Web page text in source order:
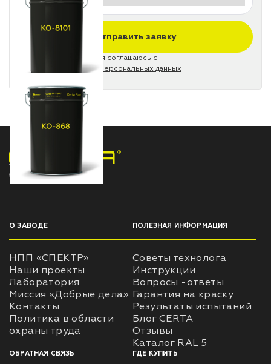
Отправить заявку
Нажимая на кнопку, я соглашаюсь с
политикой обработки персональных данных
НПП «СПЕКТР» ЗАВОД ЛАКОКРАСОЧНЫХ МАТЕРИАЛОВ
О ЗАВОДЕ
НПП «СПЕКТР»
Наши проекты
Лаборатория
Миссия «Добрые дела»
Контакты
Политика в области
ПОЛЕЗНАЯ ИНФОРМАЦИЯ
Советы технолога
Инструкции
Вопросы -ответы
Гарантия на краску
Результаты испытаний
Блог CERTA
Отзывы
Каталог RAL 5
ОБРАТНАЯ СВЯЗЬ ГДЕ КУПИТЬ